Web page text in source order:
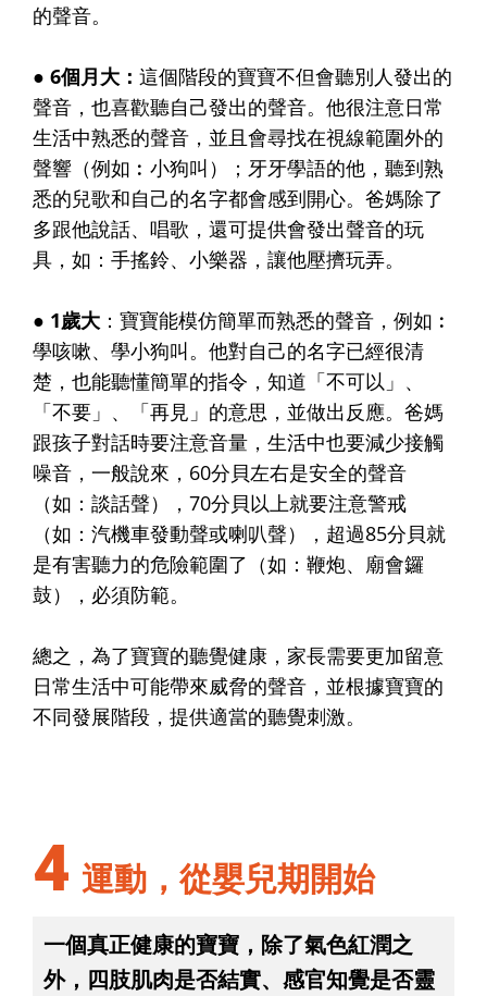
的聲音。
● 6個月大： 這個階段的寶寶不但會聽別人發出的
聲音，也喜歡聽自己發出的聲音。他很注意日常
生活中熟悉的聲音，並且會尋找在視線範圍外的
聲響（例如︰小狗叫）；牙牙學語的他，聽到熟
悉的兒歌和自己的名字都會感到開心。爸媽除了
多跟他說話、唱歌，還可提供會發出聲音的玩
具，如：手搖鈴、小樂器，讓他壓擠玩弄。
● 1歲大 ：寶寶能模仿簡單而熟悉的聲音，例如︰
學咳嗽、學小狗叫。他對自己的名字已經很清
楚，也能聽懂簡單的指令，知道「不可以」、
「不要」、「再見」的意思，並做出反應。爸媽
跟孩子對話時要注意音量，生活中也要減少接觸
噪音，一般說來，60分貝左右是安全的聲音
（如：談話聲），70分貝以上就要注意警戒
（如：汽機車發動聲或喇叭聲），超過85分貝就
是有害聽力的危險範圍了（如：鞭炮、廟會鑼
鼓），必須防範。
總之，為了寶寶的聽覺健康，家長需要更加留意
日常生活中可能帶來威脅的聲音，並根據寶寶的
不同發展階段，提供適當的聽覺刺激。
4 運動，從嬰兒期開始
一個真正健康的寶寶，除了氣色紅潤之
外，四肢肌肉是否結實、感官知覺是否靈